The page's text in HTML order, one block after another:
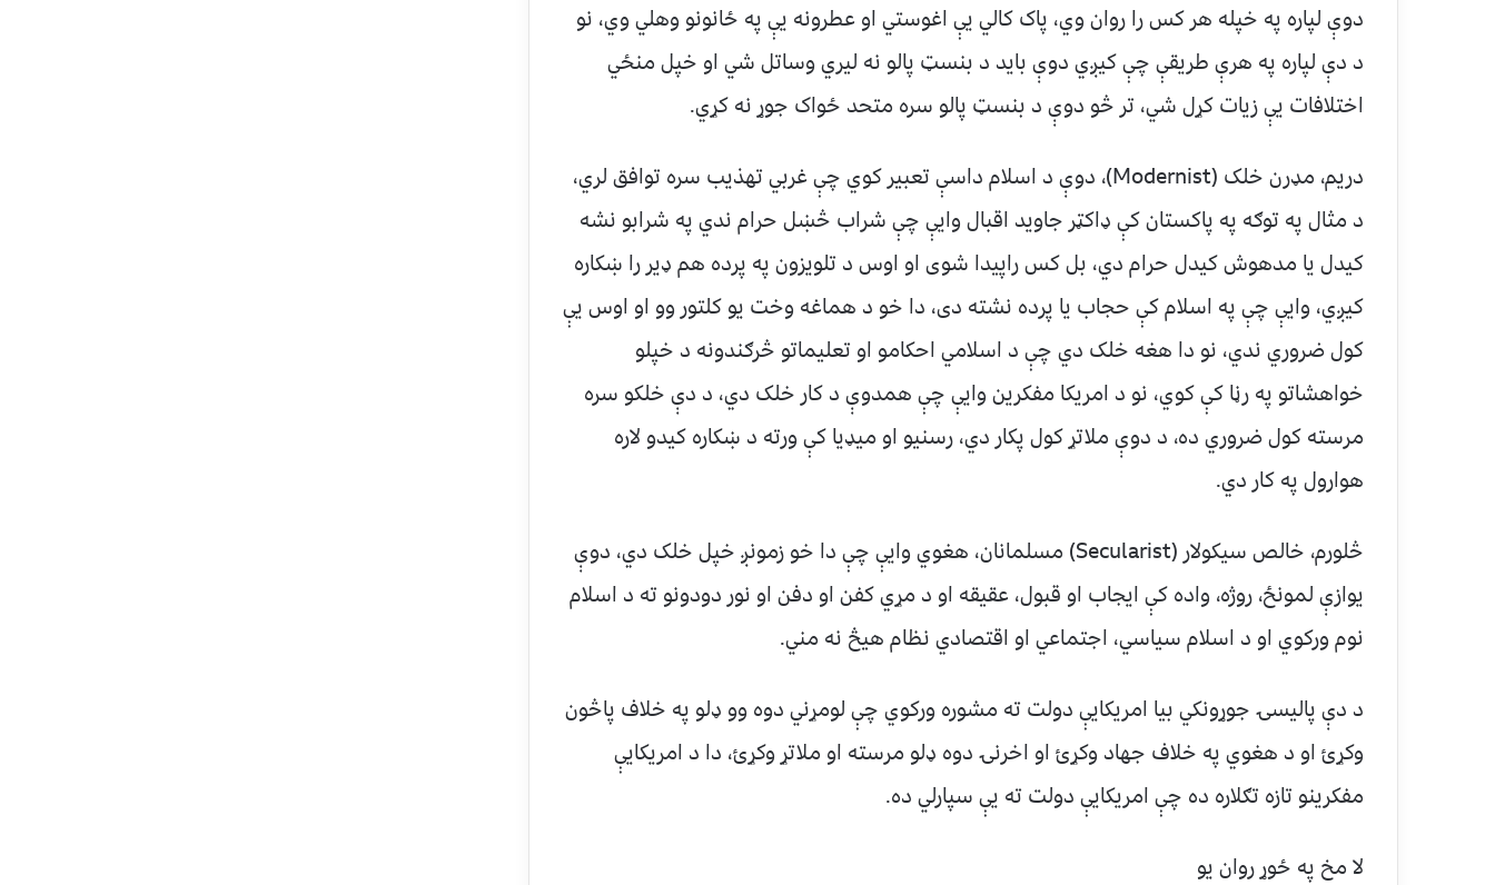
دوې لپاره په خپله هر کس را روان وي، پاک کالي یې اغوستي او عطرونه یې په ځانونو وهلي وي، نو
د دې لپاره په هرې طریقې چې کیږي دوې باید د بنسټ پالو نه لیري وساتل شي او خپل منځي
اختلافات یې زیات کړل شي، تر څو دوې د بنسټ پالو سره متحد ځواک جوړ نه کړي.
دریم، مډرن خلک (Modernist)، دوې د اسلام داسې تعبیر کوي چې غربي تهذیب سره توافق لري،
د مثال په توګه په پاکستان کې ډاکټر جاوید اقبال وایې چې شراب څښل حرام ندي په شرابو نشه
کیدل یا مدهوش کیدل حرام دي، بل کس راپیدا شوی او اوس د تلویزون په پرده هم ډیر را ښکاره
کیږي، وایې چې په اسلام کې حجاب یا پرده نشته دی، دا خو د هماغه وخت یو کلتور وو او اوس یې
کول ضروري ندي، نو دا هغه خلک دي چې د اسلامي احکامو او تعلیماتو څرګندونه د خپلو
خواهشاتو په رڼا کې کوي، نو د امریکا مفکرین وایې چې همدوې د کار خلک دي، د دې خلکو سره
مرسته کول ضروري ده، د دوې ملاتړ کول پکار دي، رسنیو او میډیا کې ورته د ښکاره کیدو لاره
هوارول په کار دي.
څلورم، خالص سیکولار (Secularist) مسلمانان، هغوي وایې چې دا خو زمونږ خپل خلک دي، دوې
یوازې لمونځ، روژه، واده کې ایجاب او قبول، عقیقه او د مړي کفن او دفن او نور دودونو ته د اسلام
نوم ورکوي او د اسلام سیاسي، اجتماعي او اقتصادي نظام هیڅ نه مني.
د دې پالیسۍ جوړونکي بیا امریکایې دولت ته مشوره ورکوي چې لومړني دوه وو ډلو په خلاف پاڅون
وکړﺉ او د هغوي په خلاف جهاد وکړﺉ او اخرنۍ دوه ډلو مرسته او ملاتړ وکړﺉ، دا د امریکایې
مفکرینو تازه تګلاره ده چې امریکایې دولت ته یې سپارلي ده.
لا مخ په ځوړ روان یو